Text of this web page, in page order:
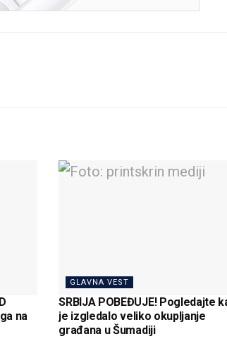
na
GLAVNA VEST
SRBIJA POBEĐUJE! Pogledajte
je izgledalo veliko okupljanje
građana u Šumadiji